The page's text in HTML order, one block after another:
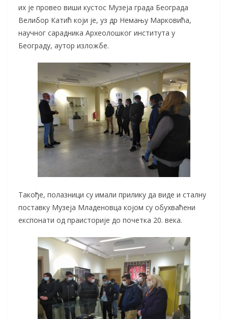
их је провео виши кустос Музеја града Београда
Велибор Катић који је, уз др Немању Марковића,
научног сарадника Археолошког института у
Београду, аутор изложбе.
Такође, полазници су имали прилику да виде и сталну
поставку Музеја Младеновца којом су обухваћени
експонати од праисторије до почетка 20. века.